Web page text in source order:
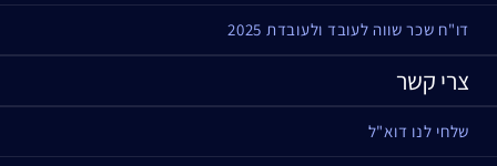
דו"ח שכר שווה לעובד ולעובדת 2025
צרי קשר
שלחי לנו דוא"ל